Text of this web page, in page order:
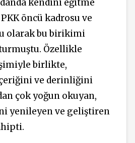
kendini eğitme
öncü kadrosu ve
olarak bu birikimi
Özellikle
birlikte,
ve derinliğini
çok yoğun okuyan,
yenileyen ve geliştiren